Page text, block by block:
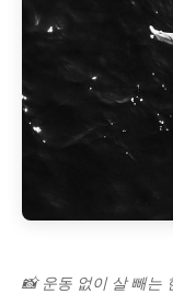
📸 운동 없이 살 빼는